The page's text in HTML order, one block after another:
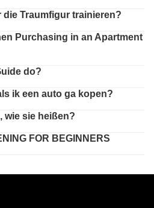
die Traumfigur trainieren?
Purchasing in an Apartment
do?
ik een auto ga kopen?
wie sie heißen?
FOR BEGINNERS